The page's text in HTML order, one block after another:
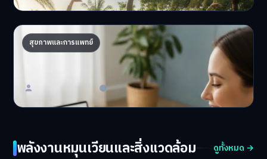
สุขภาพและการแพทย์
อาหารเฉพาะบุคคล เทรนด์ใหม่เดลิเวอรี ส่งตรง
ตามผลเลือด
Master Bussiness 10 มิถุนายน 2026
พลังงานหมุนเวียนและสิ่งแวดล้อม ดูทั้งหมด →